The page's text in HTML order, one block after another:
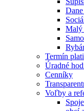
Malý
Termín
Úradné
Cenníky
Voľby a